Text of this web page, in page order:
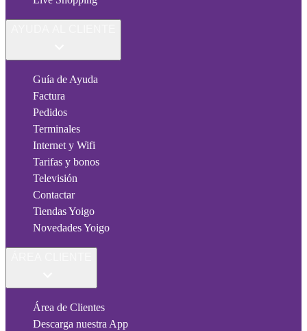
Guía de Ayuda
Factura
Pedidos
Terminales
Internet y Wifi
Tarifas y bonos
Televisión
Contactar
Tiendas Yoigo
Novedades Yoigo
Área de Clientes
Descarga nuestra App